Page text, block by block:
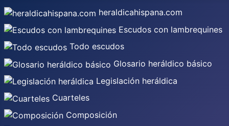
heraldicahispana.com
Escudos con lambrequines
Todo escudos
Glosario heráldico básico
Legislación heráldica
Cuarteles
Composición